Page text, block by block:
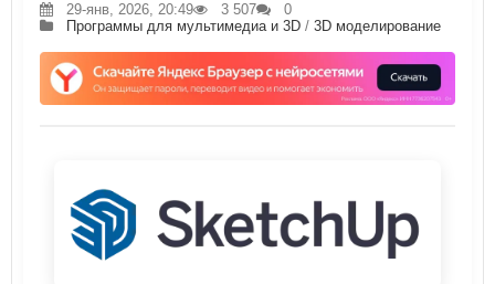
29-янв, 2026, 20:49 3 507
0
Программы для мультимедиа и 3D / 3D моделирование